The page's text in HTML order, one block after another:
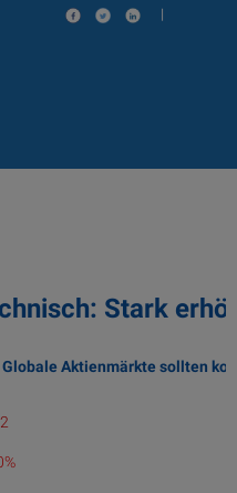
|
Stark
Globale Aktienmärkte sollten